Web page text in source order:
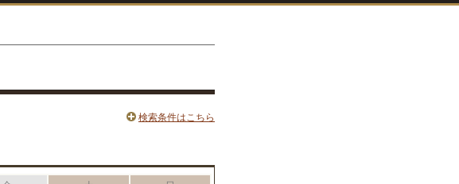
検索条件はこちら